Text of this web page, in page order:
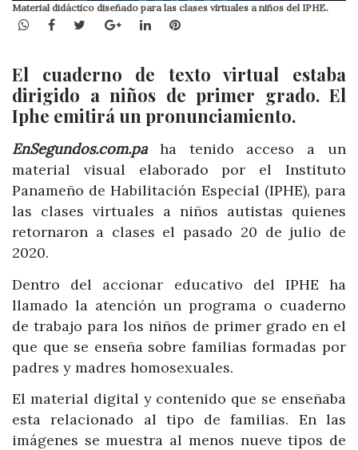
Material didáctico diseñado para las clases virtuales a niños del IPHE.
WhatsApp
Facebook
TwitterGoogle+LinkedInPinterest
El cuaderno de texto virtual estaba
dirigido a niños de primer grado. El
Iphe emitirá un pronunciamiento.
EnSegundos.com.paha tenido acceso a un
material visual elaborado por el Instituto
Panameño de Habilitación Especial (IPHE), para
las clases virtuales a niños autistas quienes
retornaron a clases el pasado 20 de julio de
2020.
Dentro del accionar educativo del IPHE ha
llamado la atención un programa o cuaderno
de trabajo para los niños de primer grado en el
que que se enseña sobre familias formadas por
padres y madres homosexuales.
El material digital y contenido que se enseñaba
esta relacionado al tipo de familias. En las
imágenes se muestra al menos nueve tipos de